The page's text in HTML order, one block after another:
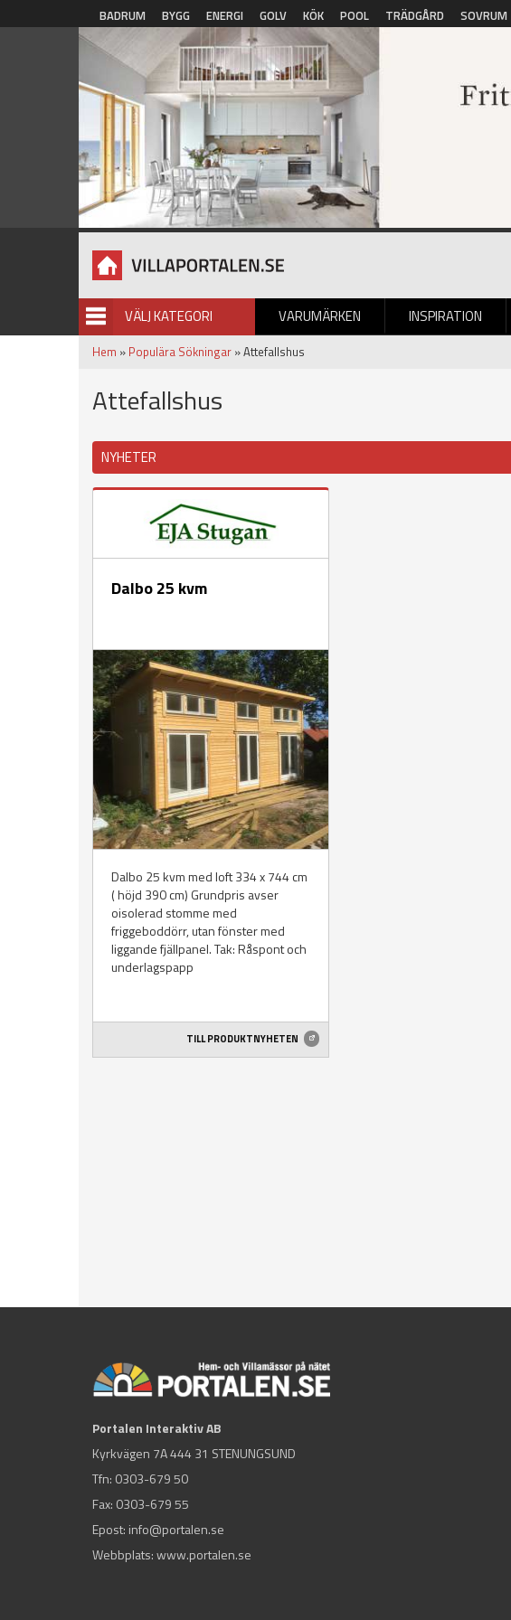
Hoppa till huvudinnehåll
BADRUM BYGG ENERGI GOLV KÖK POOL TRÄDGÅRD SOVRUM
VÄLJ KATEGORI VARUMÄRKEN INSPIRATION
BILDGALLERI
Hem » Populära Sökningar » Attefallshus
Attefallshus
NYHETER
Dalbo 25 kvm
Dalbo 25 kvm med loft 334 x 744 cm
( höjd 390 cm) Grundpris avser
oisolerad stomme med
friggeboddörr, utan fönster med
liggande fjällpanel. Tak: Råspont och
underlagspapp
TILL PRODUKTNYHETEN
Portalen Interaktiv AB
Kyrkvägen 7A 444 31 STENUNGSUND
Tfn: 0303-679 50
Fax: 0303-679 55
Epost: info@portalen.se
Webbplats: www.portalen.se